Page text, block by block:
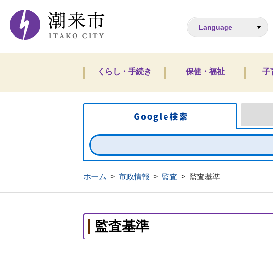
潮来市ホームページ
Language
くらし・手続き 保健・福祉 子
ホーム > 市政情報 > 監査 > 監査基準
監査基準